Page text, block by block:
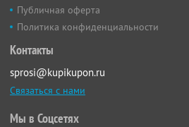
Публичная оферта
Политика конфиденциальности
Контакты
sprosi@kupikupon.ru
Связаться с нами
Мы в Соцсетях